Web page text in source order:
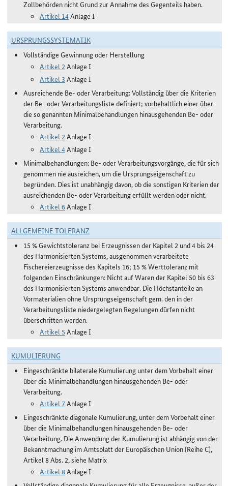
Zollbehörden nicht Grund zur Annahme des Gegenteils haben.
Artikel 14Anlage I
URSPRUNGSSYSTEMATIK
Vollständige Gewinnung oder Herstellung
Artikel 2 Anlage I
Artikel 3 Anlage I
Ausreichende Be- oder Verarbeitung: Vollständig über die Kriterien
der Be- oder Verarbeitungsliste definiert; vorbehaltlich einer über
die so genannten Minimalbehandlungen hinausgehenden Be- oder
Verarbeitung.
Artikel 2 Anlage I
Artikel 4Anlage I
Minimalbehandlungen: Be- oder Verarbeitungsvorgänge, die für sich
genommen nie ausreichen, um die Ursprungseigenschaft zu
begründen. Dies ist unabhängig davon, ob die sonstigen Kriterien der
ausreichenden Be- oder Verarbeitung erfüllt werden oder nicht.
Artikel 6Anlage I
ALLGEMEINE TOLERANZ
15 % Gewichtstoleranz bei Erzeugnissen der Kapitel 2 und 4 bis 24
des Harmonisierten Systems, ausgenommen verarbeitete
Fischereierzeugnisse des Kapitels 16; 15 % Werttoleranz mit
folgenden Einschränkungen: Nicht auf Waren der Kapitel 50 bis 63
des Harmonisierten Systems anwendbar. Die Höchstanteile an
Vormaterialien ohne Ursprungseigenschaft gem. den in der
Verarbeitungsliste niedergelegten Regelungen dürfen nicht
überschritten werden.
Artikel 5 Anlage I
KUMULIERUNG
Eingeschränkte bilaterale Kumulierung unter dem Vorbehalt einer
über die Minimalbehandlungen hinausgehenden Be- oder
Verarbeitung.
Artikel 7Anlage I
Eingeschränkte diagonale Kumulierung, unter dem Vorbehalt einer
über die Minimalbehandlungen hinausgehenden Be- oder
Verarbeitung. Die Anwendung der Kumulierung ist abhängig von der
Bekanntmachung im Amtsblatt der Europäischen Union (Reihe C),
Artikel 8 Abs. 2, siehe Matrix
Artikel 8Anlage I